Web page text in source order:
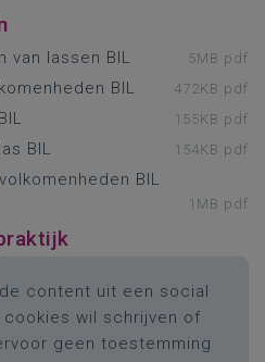
van lassen BIL 5MB pdf
BIL 472KB pdf
155KB pdf
BIL 154KB pdf
BIL
1MB pdf
content uit een social
wil schrijven of
geen toestemming